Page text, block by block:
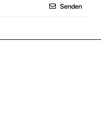
Senden